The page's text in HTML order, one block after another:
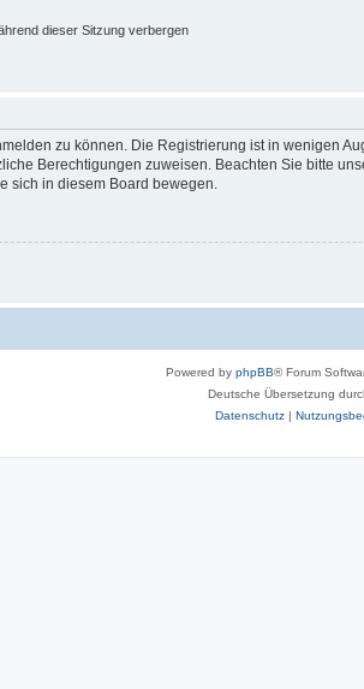
dieser Sitzung verbergen
zu können. Die Registrierung ist in wenigen
Berechtigungen zuweisen. Beachten Sie bitte
sich in diesem Board bewegen.
Powered by phpBB® Forum
Deutsche Übersetzung
Datenschutz|